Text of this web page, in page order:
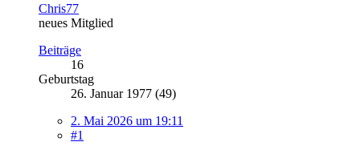
Chris77
neues Mitglied
Beiträge
16
Geburtstag
26. Januar 1977 (49)
2. Mai 2026 um 19:11
#1